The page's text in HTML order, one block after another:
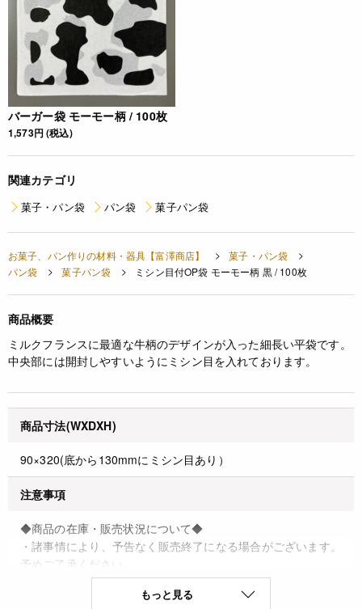
バーガー袋 モーモー柄 / 100枚
1,573円 (税込)
関連カテゴリ
菓子・パン袋 パン袋 菓子パン袋
お菓子、パン作りの材料・器具【富澤商店】
菓子・パン袋
パン袋
菓子パン袋 ミシン目付OP袋 モーモー柄 黒 / 100枚
商品概要
ミルクフランスに最適な牛柄のデザインが入った細長い平袋です。
中央部には開封しやすいようにミシン目を入れております。
商品寸法(WXDXH)
90×320(底から130mmにミシン目あり）
注意事項
◆商品の在庫・販売状況について◆
・諸事情により、予告なく販売終了になる場合がございます。
予めご了承ください。
・当サイトに掲載されている商品は、ご購入可能な状態にあっ
ても必ずしも在庫を保証するものではありません。予めご了承
もっと見る